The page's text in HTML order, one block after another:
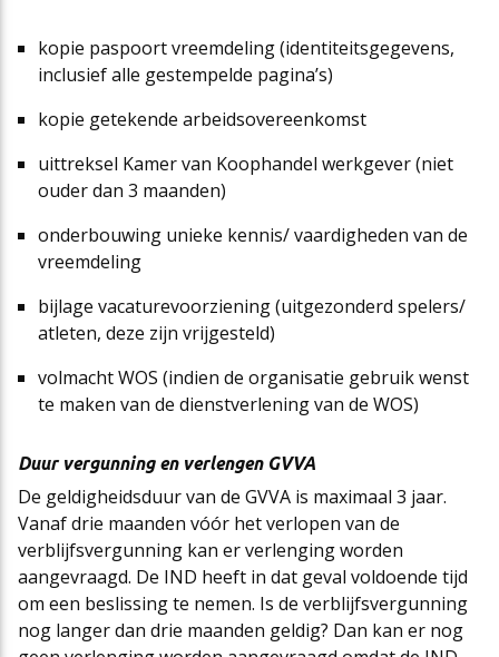
kopie paspoort vreemdeling (identiteitsgegevens,
inclusief alle gestempelde pagina’s)
kopie getekende arbeidsovereenkomst
uittreksel Kamer van Koophandel werkgever (niet
ouder dan 3 maanden)
onderbouwing unieke kennis/ vaardigheden van de
vreemdeling
bijlage vacaturevoorziening (uitgezonderd spelers/
atleten, deze zijn vrijgesteld)
volmacht WOS (indien de organisatie gebruik wenst
te maken van de dienstverlening van de WOS)
Duur vergunning en verlengen GVVA
De geldigheidsduur van de GVVA is maximaal 3 jaar.
Vanaf drie maanden vóór het verlopen van de
verblijfsvergunning kan er verlenging worden
aangevraagd. De IND heeft in dat geval voldoende tijd
om een beslissing te nemen. Is de verblijfsvergunning
nog langer dan drie maanden geldig? Dan kan er nog